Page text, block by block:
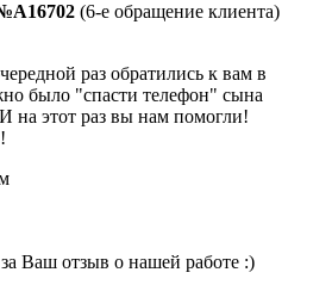
(6-е обращение клиента)
раз обратились к вам в
было "спасти телефон" сына
на этот раз вы нам помогли!
Ваш отзыв о нашей работе :)